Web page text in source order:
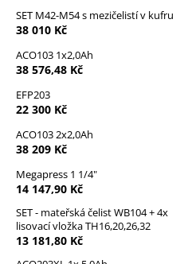
SET M42-M54 s mezičelistí v kufru
38 010 Kč
ACO103 1x2,0Ah
38 576,48 Kč
EFP203
22 300 Kč
ACO103 2x2,0Ah
38 209 Kč
Megapress 1 1/4"
14 147,90 Kč
SET - mateřská čelist WB104 + 4x
lisovací vložka TH16,20,26,32
13 181,80 Kč